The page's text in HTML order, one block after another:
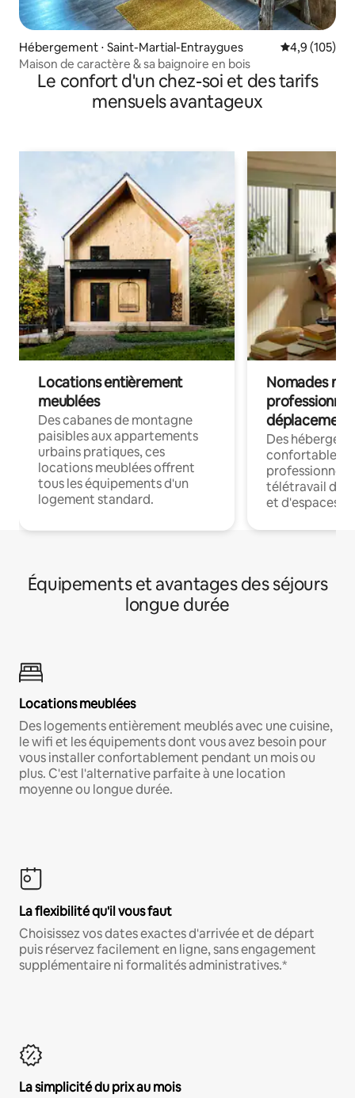
Hébergement ⋅ Saint-Martial-Entraygues Évaluation
4,9 (105)
Maison de caractère & sa baignoire en bois
Le confort d'un chez-soi et des tarifs
mensuels avantageux
Locations entièrement
meublées
Des cabanes de montagne
paisibles aux appartements
urbains pratiques, ces
locations meublées offrent
tous les équipements d'un
logement standard.
Nomades
déplacement
Des
confortables
professionnels
télétravail
et d'espaces
Équipements et avantages des séjours
longue durée
Locations meublées
Des logements entièrement meublés avec une cuisine,
le wifi et les équipements dont vous avez besoin pour
vous installer confortablement pendant un mois ou
plus. C'est l'alternative parfaite à une location
moyenne ou longue durée.
La flexibilité qu'il vous faut
Choisissez vos dates exactes d'arrivée et de départ
puis réservez facilement en ligne, sans engagement
supplémentaire ni formalités administratives.*
La simplicité du prix au mois